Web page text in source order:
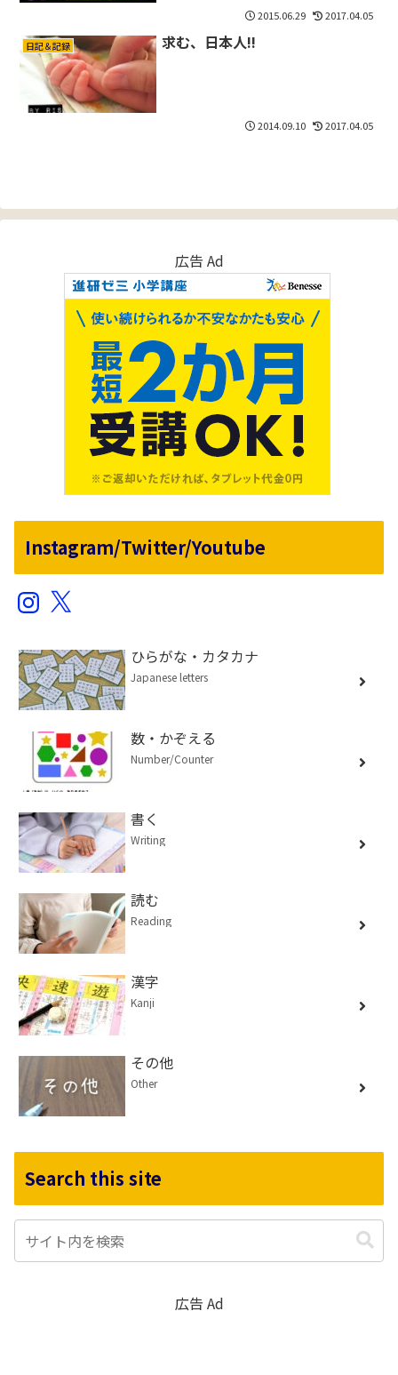
2015.06.29 2017.04.05
日記＆記録 求む、日本人!!
2014.09.10 2017.04.05
広告 Ad
Instagram/Twitter/Youtube
Instagram
X
ひらがな・カタカナ
Japanese letters
数・かぞえる
Number/Counter
書く
Writing
読む
Reading
漢字
Kanji
その他
Other
Search this site
広告 Ad